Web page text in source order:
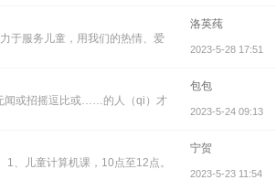
于服务儿童，用我们的热情、爱
洛英莼
2023-5-28 17:51
闻或招摇逗比或……的人（qi）才
包包
2023-5-24 09:13
、儿童计算机课，10点至12点。
宁贺
2023-5-23 11:54